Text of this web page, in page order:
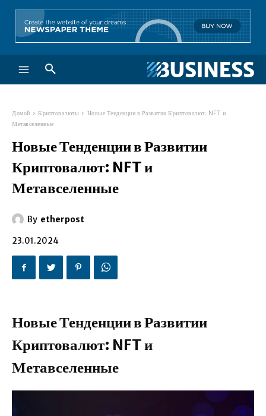
Домой Криптовалюты
Новые Тенденции в Развитии Криптовалют: NFT и
Метавселенные
Новые Тенденции в Развитии
Криптовалют: NFT и
Метавселенные
By etherpost
23.01.2024
Новые Тенденции в Развитии
Криптовалют: NFT и
Метавселенные